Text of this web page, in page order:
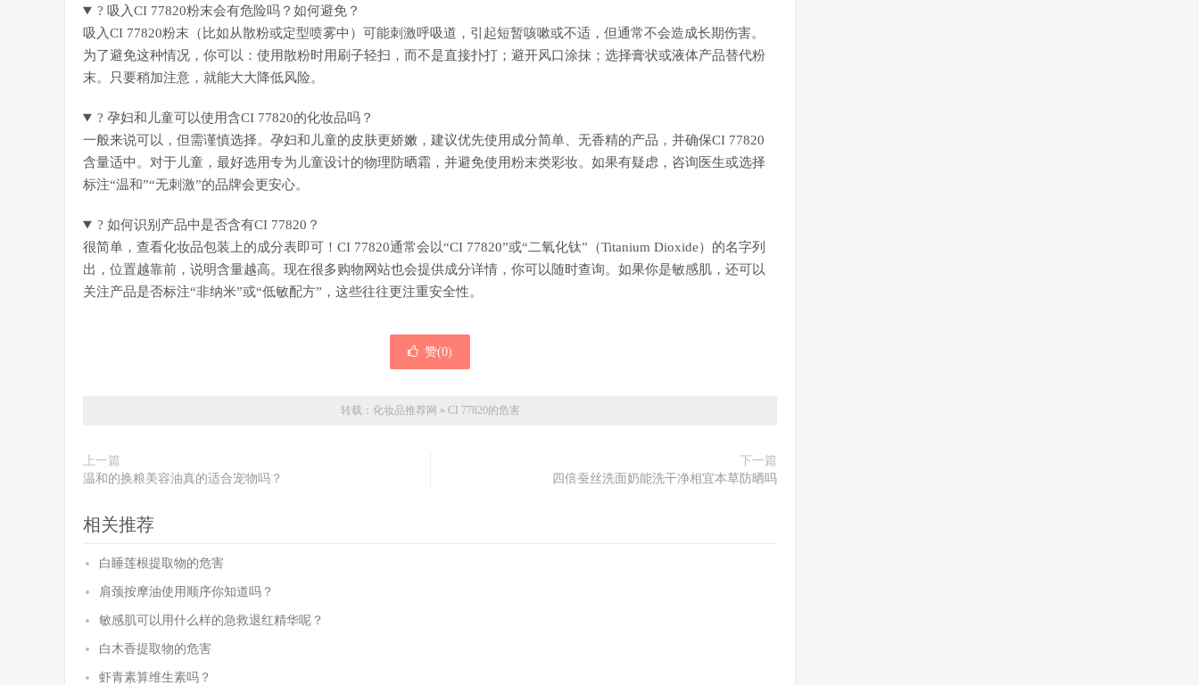
? 吸入CI 77820粉末会有危险吗？如何避免？
吸入CI 77820粉末（比如从散粉或定型喷雾中）可能刺激呼吸道，引起短暂咳嗽或不适，但通常不会造成长期伤害。
为了避免这种情况，你可以：使用散粉时用刷子轻扫，而不是直接扑打；避开风口涂抹；选择膏状或液体产品替代粉
末。只要稍加注意，就能大大降低风险。
? 孕妇和儿童可以使用含CI 77820的化妆品吗？
一般来说可以，但需谨慎选择。孕妇和儿童的皮肤更娇嫩，建议优先使用成分简单、无香精的产品，并确保CI 77820
含量适中。对于儿童，最好选用专为儿童设计的物理防晒霜，并避免使用粉末类彩妆。如果有疑虑，咨询医生或选择
标注“温和”“无刺激”的品牌会更安心。
? 如何识别产品中是否含有CI 77820？
很简单，查看化妆品包装上的成分表即可！CI 77820通常会以“CI 77820”或“二氧化钛”（Titanium Dioxide）的名字列
出，位置越靠前，说明含量越高。现在很多购物网站也会提供成分详情，你可以随时查询。如果你是敏感肌，还可以
关注产品是否标注“非纳米”或“低敏配方”，这些往往更注重安全性。
赞(0)
转载： 化妆品推荐网 » CI 77820的危害
上一篇
温和的换粮美容油真的适合宠物吗？
下一篇
四倍蚕丝洗面奶能洗干净相宜本草防晒吗
相关推荐
白睡莲根提取物的危害
肩颈按摩油使用顺序你知道吗？
敏感肌可以用什么样的急救退红精华呢？
白木香提取物的危害
虾青素算维生素吗？